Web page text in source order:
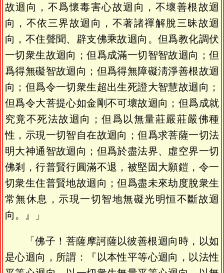
故迴向，不爲懷毒害心故迴向，不壞善根故迴
向，不依三界故迴向，不著諸禪解脫三昧故迴
向，不住聲聞、辟支佛乘故迴向。但爲教化調伏
一切衆生故迴向；但爲成滿一切智智故迴向；但
爲得無礙智故迴向；但爲得無障礙淸淨善根故迴
向；但爲令一切衆生超出生死證大智慧故迴向；
但爲令大菩提心如金剛不可壞故迴向；但爲成就
究竟不死法故迴向；但爲以無量莊嚴莊嚴佛種
性，示現一切智自在故迴向；但爲求菩薩一切法
明大神通智故迴向；但爲於盡法界、虛空界一切
佛剎，行普賢行圓滿不退，被堅固大願鎧，令一
切衆生住普賢地故迴向；但爲盡未來劫度脫衆生
常無休息，示現一切智地無礙光明恒不斷故迴
向。』」
「佛子！菩薩摩訶薩以彼善根迴向時，以如
是心迴向，所謂：『以本性平等心迴向，以法性